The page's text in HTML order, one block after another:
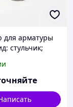
для арматуры
стульчик;